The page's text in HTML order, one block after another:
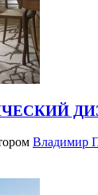
Владимир